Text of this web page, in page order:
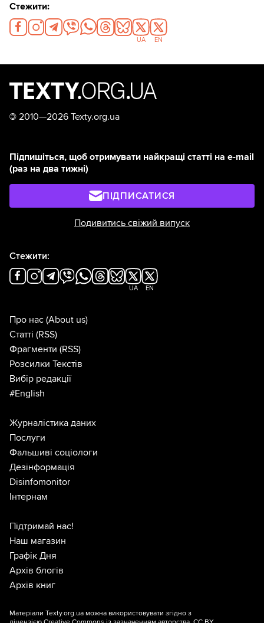
Стежити:
UA EN
© 2010—2026 Texty.org.ua
Підпишіться, щоб отримувати найкращі статті на e-mail
(раз на два тижні)
ПІДПИСАТИСЯ
Подивитись свіжий випуск
Стежити:
UA EN
Про нас (About us)
Статті (RSS)
Фрагменти (RSS)
Розсилки Текстів
Вибір редакції
#English
Журналістика даних
Послуги
Фальшиві соціологи
Дезінформація
Disinfomonitor
Інтернам
Підтримай нас!
Наш магазин
Графік Дня
Архів блогів
Архів книг
Матеріали Texty.org.ua можна використовувати згідно з